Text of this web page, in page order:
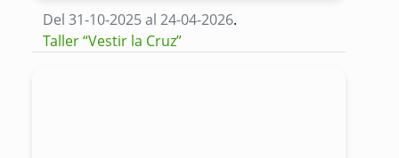
Del 31-10-2025 al 24-04-2026.
Taller “Vestir la Cruz”